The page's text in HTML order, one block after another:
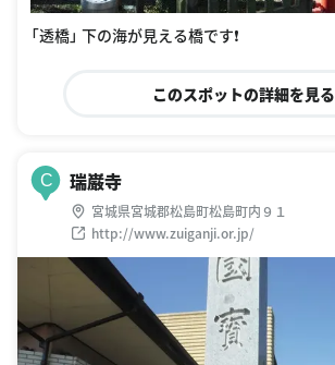
「透橋」 下の海が見える橋です❗
このスポットの詳細を見る
C 瑞巌寺
宮城県宮城郡松島町松島町内９１
http://www.zuiganji.or.jp/